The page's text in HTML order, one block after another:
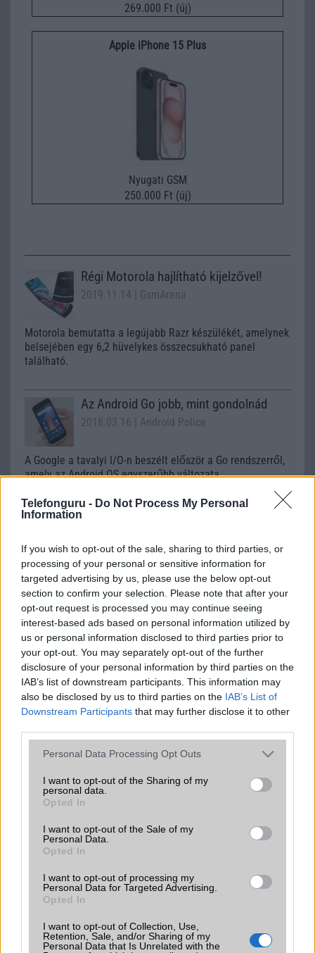
Telefonguru - Do Not Process My Personal
Information
If you wish to opt-out of the sale, sharing to third parties, or
processing of your personal or sensitive information for
targeted advertising by us, please use the below opt-out
section to confirm your selection. Please note that after your
opt-out request is processed you may continue seeing
interest-based ads based on personal information utilized by
us or personal information disclosed to third parties prior to
your opt-out. You may separately opt-out of the further
disclosure of your personal information by third parties on the
IAB’s list of downstream participants. This information may
also be disclosed by us to third parties on the IAB’s List of
Downstream Participants that may further disclose it to other
Please note that this website/app uses one or more Google
not limited to your visit or usage behaviour. You may click to
grant or deny consent to Google and its third-party tags to
use your data for below specified purposes in below Google
consent section.
Personal Data Processing Opt Outs
I want to opt-out of the Sharing of my
personal data.
Opted In
I want to opt-out of the Sale of my
Personal Data.
Opted In
I want to opt-out of processing my
Personal Data for Targeted Advertising.
Opted In
I want to opt-out of Collection, Use,
Retention, Sale, and/or Sharing of my
Personal Data that Is Unrelated with the
269.000 Ft (új)
Apple iPhone 15 Plus
Nyugati GSM
250.000 Ft (új)
Régi Motorola hajlítható kijelzővel!
2019.11.14 | GsmArena
Motorola bemutatta a legújabb Razr készülékét, amelynek
belsejében egy 6,2 hüvelykes összecsukható panel
található.
Az Android Go jobb, mint gondolnád
2018.03.16 | Android Police
A Google a tavalyi I/O-n beszélt először a Go rendszerről,
amely az Android OS egyszerűbb változata.
2019.03.18| (x)
A Gearbest újfent gyorsasági akciót is hirdet a megszokott
előrendelési árazás mellett.
MIUI 9: osztott kijelzővel, gyorsabban
2017.07.27| Phone Arena
A Xiaomi bejelentette a MIUI 9 kezelőfelületet és nem
aprózta el az új funkciók számát.
KAPCSOLÓDÓ HÍREK
Világrekordot döntött az LG szelfizésben
Gyorsasági teszt: Note 5 vs OnePlus 2 vs G4